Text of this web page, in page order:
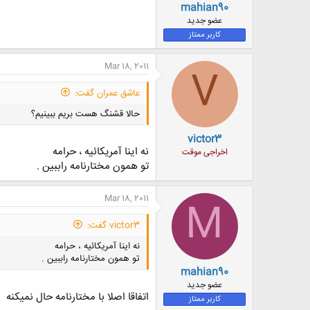
mahian90
عضو جدید
کاربر ممتاز
V
victor3
اخراجی موقت
Mar 18, 2011
عاشق عمران گفت:
حالا قشنگ هست بریم ببینیم؟
نه اینا آمریکائیه ، حرامه
تو همون مختارنامه راببین .
M
mahian90
عضو جدید
کاربر ممتاز
Mar 18, 2011
victor3 گفت:
نه اینا آمریکائیه ، حرامه
تو همون مختارنامه راببین .
اتفاقا اصلا با مختارنامه حال نمیکنه